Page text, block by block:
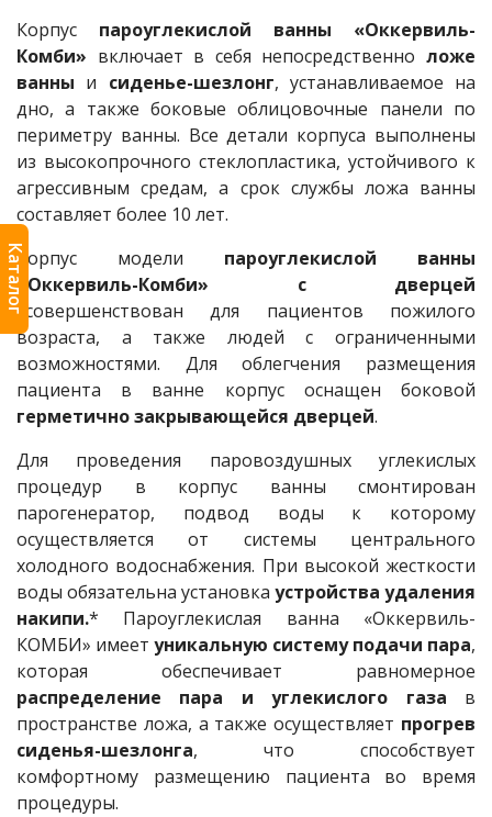
Каталог
Корпус пароуглекислой ванны «Оккервиль-
Комби» включает в себя непосредственно ложе
ванны и сиденье-шезлонг, устанавливаемое на
дно, а также боковые облицовочные панели по
периметру ванны. Все детали корпуса выполнены
из высокопрочного стеклопластика, устойчивого к
агрессивным средам, а срок службы ложа ванны
составляет более 10 лет.
Корпус модели пароуглекислой ванны
«Оккервиль-Комби» с дверцей
усовершенствован для пациентов пожилого
возраста, а также людей с ограниченными
возможностями. Для облегчения размещения
пациента в ванне корпус оснащен боковой
герметично закрывающейся дверцей.
Для проведения паровоздушных углекислых
процедур в корпус ванны смонтирован
парогенератор, подвод воды к которому
осуществляется от системы центрального
холодного водоснабжения. При высокой жесткости
воды обязательна установка устройства удаления
накипи.* Пароуглекислая ванна «Оккервиль-
КОМБИ» имеет уникальную систему подачи пара,
которая обеспечивает равномерное
распределение пара и углекислого газа в
пространстве ложа, а также осуществляет прогрев
сиденья-шезлонга, что способствует
комфортному размещению пациента во время
процедуры.